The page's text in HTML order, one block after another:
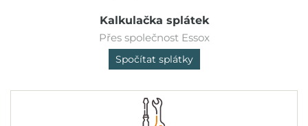
Kalkulačka splátek
Přes společnost Essox
Spočítat splátky